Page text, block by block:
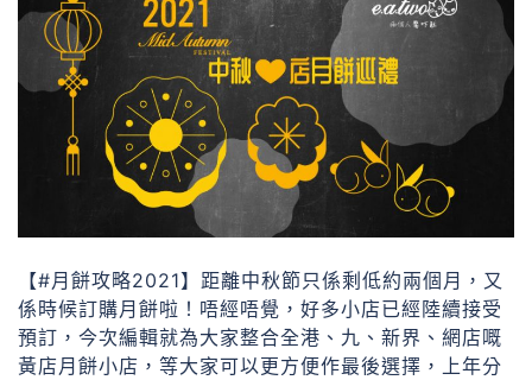
【#月餅攻略2021】距離中秋節只係剩低約兩個月，又
係時候訂購月餅啦！唔經唔覺，好多小店已經陸續接受
預訂，今次編輯就為大家整合全港、九、新界、網店嘅
黃店月餅小店，等大家可以更方便作最後選擇，上年分